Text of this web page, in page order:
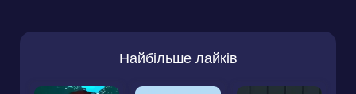
Найбільше лайків